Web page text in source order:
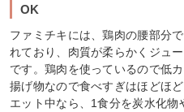
OK
ファミチキには、鶏肉の腰部分
れており、肉質が柔らかくジュ
です。鶏肉を使っているので低
揚げ物なので食べすぎはほどほ
エット中なら、1食分を炭水化